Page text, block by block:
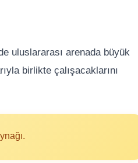
uluslararası arenada büyük
birlikte çalışacaklarını